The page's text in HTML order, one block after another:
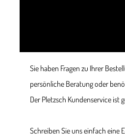
Sie haben Fragen zu Ihrer
persönliche Beratung oder
Der Pletzsch Kundenservice ist
Schreiben Sie uns einfach eine